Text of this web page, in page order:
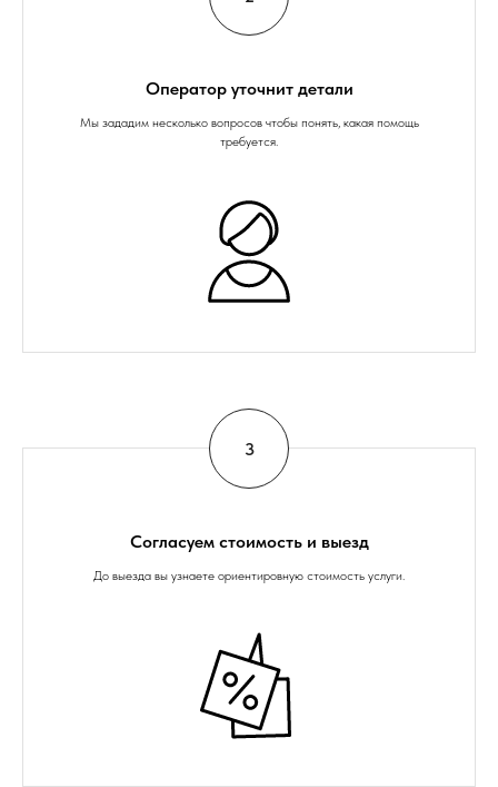
Оператор уточнит детали
Мы зададим несколько вопросов чтобы понять, какая помощь
требуется.
Согласуем стоимость и выезд
До выезда вы узнаете ориентировную стоимость услуги.